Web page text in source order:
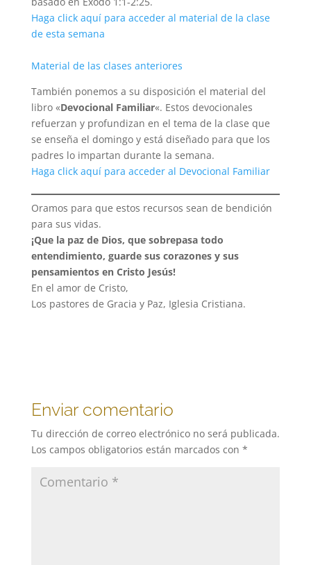
Haga click aquí para acceder al material de la clase
de esta semana
Material de las clases anteriores
También ponemos a su disposición el material del
libro «Devocional Familiar«. Estos devocionales
refuerzan y profundizan en el tema de la clase que
se enseña el domingo y está diseñado para que los
padres lo impartan durante la semana.
Haga click aquí para acceder al Devocional Familiar
Oramos para que estos recursos sean de bendición
para sus vidas.
¡Que la paz de Dios, que sobrepasa todo
entendimiento, guarde sus corazones y sus
pensamientos en Cristo Jesús!
En el amor de Cristo,
Los pastores de Gracia y Paz, Iglesia Cristiana.
Enviar comentario
Tu dirección de correo electrónico no será publicada.
Los campos obligatorios están marcados con *